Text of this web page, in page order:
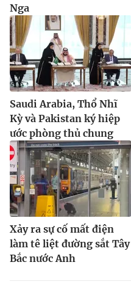
Nga
Saudi Arabia, Thổ Nhĩ
Kỳ và Pakistan ký hiệp
ước phòng thủ chung
Xảy ra sự cố mất điện
làm tê liệt đường sắt Tây
Bắc nước Anh